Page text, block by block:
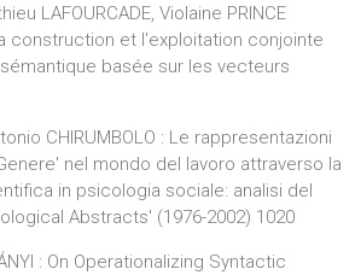
LAFOURCADE, Violaine PRINCE
construction et l'exploitation conjointe
basée sur les vecteurs
CHIRUMBOLO : Le rappresentazioni
nel mondo del lavoro attraverso la
in psicologia sociale: analisi del
Abstracts' (1976-2002) 1020
: On Operationalizing Syntactic